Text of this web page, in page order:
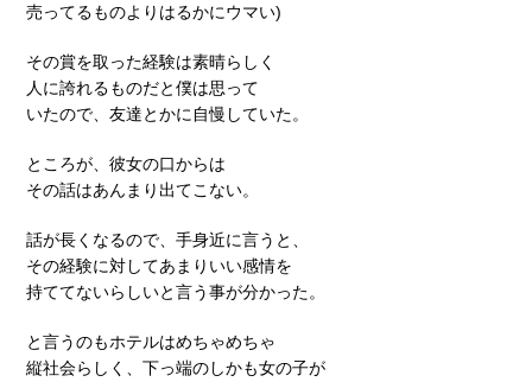
売ってるものよりはるかにウマい)
その賞を取った経験は素晴らしく
人に誇れるものだと僕は思って
いたので、友達とかに自慢していた。
ところが、彼女の口からは
その話はあんまり出てこない。
話が長くなるので、手身近に言うと、
その経験に対してあまりいい感情を
持ててないらしいと言う事が分かった。
と言うのもホテルはめちゃめちゃ
縦社会らしく、下っ端のしかも女の子が